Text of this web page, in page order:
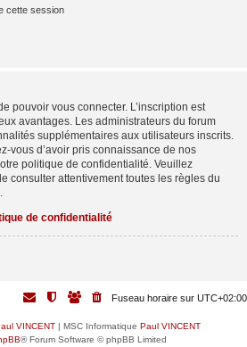
cette session
pouvoir vous connecter. L’inscription est
avantages. Les administrateurs du forum
supplémentaires aux utilisateurs inscrits.
vous d’avoir pris connaissance de nos
politique de confidentialité. Veuillez
consulter attentivement toutes les règles du
de confidentialité
Fuseau horaire sur UTC+02:00
VINCENT| MSC Informatique Paul VINCENT
® Forum Software © phpBB Limited